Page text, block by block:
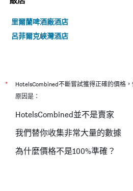
里爾蘭啤酒廠酒店
呂菲爾克峽灣酒店
* HotelsCombined不斷嘗試獲得正確的價格
原因是：
HotelsCombined並不是賣家
我們替你收集非常大量的數據
為什麼價格不是100%準確？